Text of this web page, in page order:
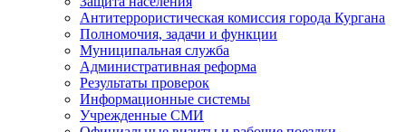
Антитеррористическая комиссия города Кургана
Полномочия, задачи и функции
Муниципальная служба
Административная реформа
Результаты проверок
Информационные системы
Учрежденные СМИ